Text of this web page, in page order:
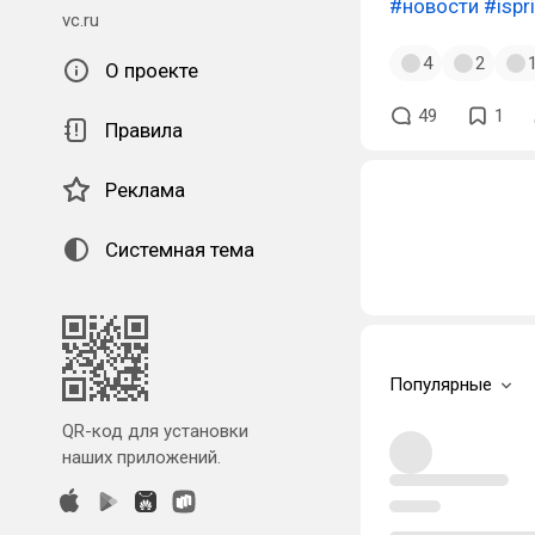
vc.ru
О проекте
Правила
Реклама
Системная тема
QR-код для установки
наших приложений.
#новости
4 2 1
49 1
Популярные